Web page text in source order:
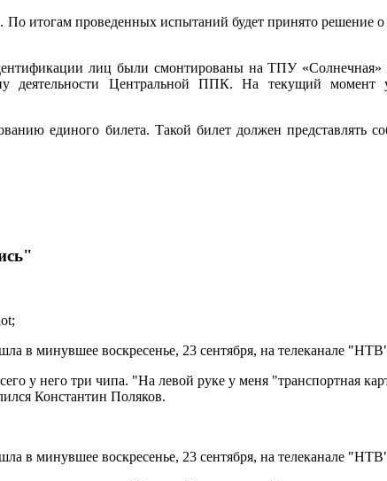
итогам проведенных испытаний будет принято решение о
лиц были смонтированы на ТПУ «Солнечная»
деятельности Центральной ППК. На текущий момент
единого билета. Такой билет должен представлять
в минувшее воскресенье, 23 сентября, на телеканале
у него три чипа. "На левой руке у меня "транспортная
Константин Поляков.
в минувшее воскресенье, 23 сентября, на телеканале